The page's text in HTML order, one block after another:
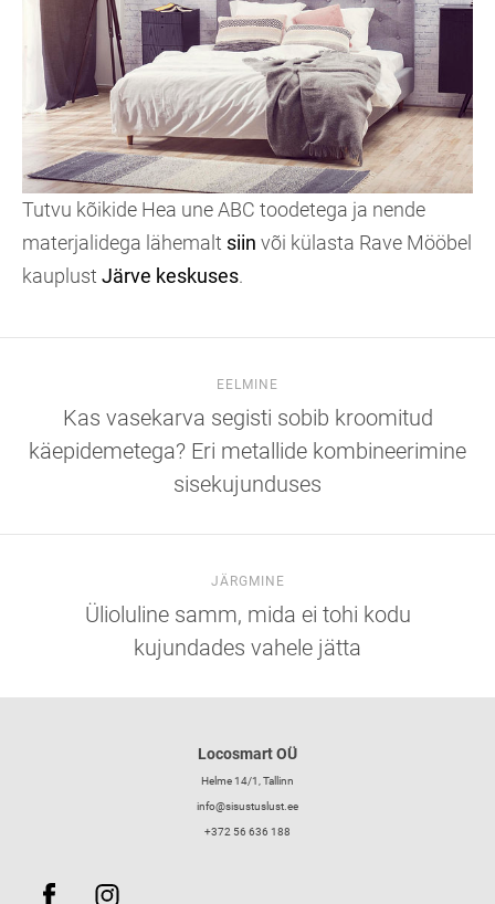
Tutvu kõikide Hea une ABC toodetega ja nende
materjalidega lähemalt siin või külasta Rave Mööbel
kauplust Järve keskuses.
EELMINE
Kas vasekarva segisti sobib kroomitud
käepidemetega? Eri metallide kombineerimine
sisekujunduses
JÄRGMINE
Ülioluline samm, mida ei tohi kodu
kujundades vahele jätta
Locosmart OÜ
Helme 14/1, Tallinn
info@sisustuslust.ee
+372 56 636 188